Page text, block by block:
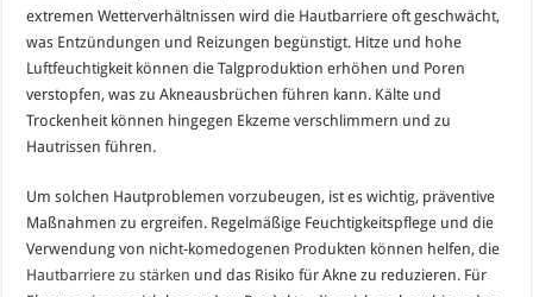
extremen Wetterverhältnissen wird die Hautbarriere oft geschwächt,
was Entzündungen und Reizungen begünstigt. Hitze und hohe
Luftfeuchtigkeit können die Talgproduktion erhöhen und Poren
verstopfen, was zu Akneausbrüchen führen kann. Kälte und
Trockenheit können hingegen Ekzeme verschlimmern und zu
Hautrissen führen.
Um solchen Hautproblemen vorzubeugen, ist es wichtig, präventive
Maßnahmen zu ergreifen. Regelmäßige Feuchtigkeitspflege und die
Verwendung von nicht-komedogenen Produkten können helfen, die
Hautbarriere zu stärken und das Risiko für Akne zu reduzieren. Für